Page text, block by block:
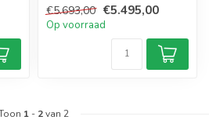
LCD-ship-rad...
€5.693,00 €5.495,00
Op voorraad
1 - 2van 2